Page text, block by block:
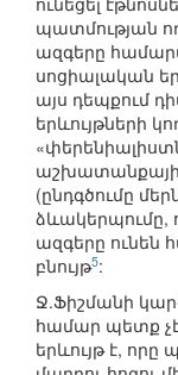
պատմության
ազգերը
սոցիալական
այս դեպքում
երևույթների
(ընդգծումը
ձևակերպումը,
ազգերը ունեն
բնույթ5:
Ջ.Ֆիշմանի
համար պետք
երևույթ է,